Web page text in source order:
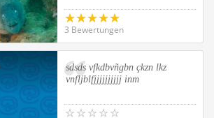
3 Bewertungen
sdsds vfkdbvñgbn çkzn lkz
vnfljblfjjjjjjjjjj inm